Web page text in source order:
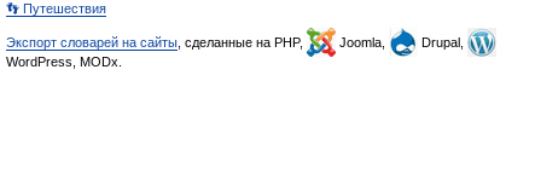
👣 Путешествия
Экспорт словарей на сайты , сделанные на PHP, Joomla,
Drupal,
WordPress, MODx.